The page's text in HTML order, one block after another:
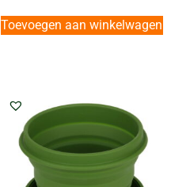
Toevoegen aan winkelwagen